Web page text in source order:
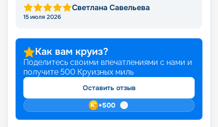
Светлана Савельева
15 июля 2026
Как вам круиз?
Поделитесь своими впечатлениями с нами и
получите 500 Круизных миль
Оставить отзыв
+500